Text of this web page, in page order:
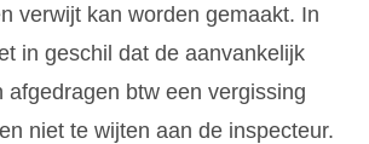
verwijt kan worden gemaakt. In
in geschil dat de aanvankelijk
afgedragen btw een vergissing
niet te wijten aan de inspecteur.